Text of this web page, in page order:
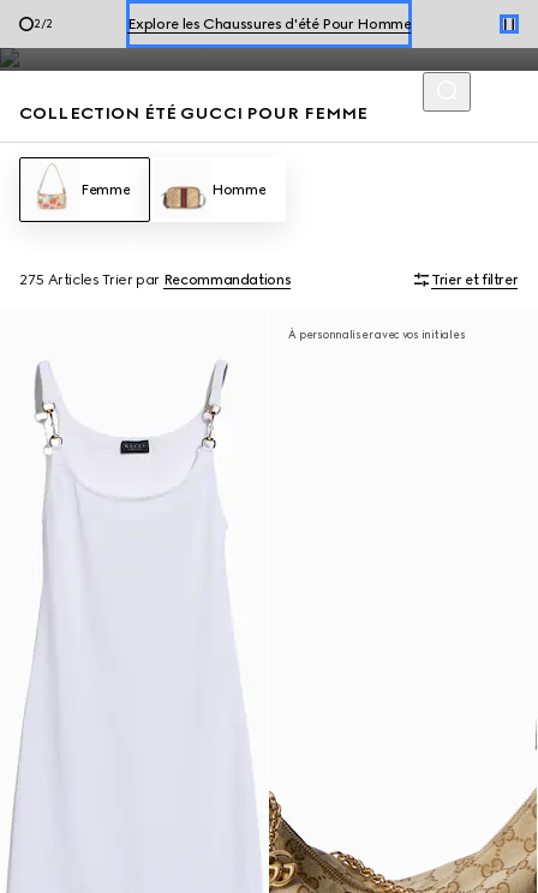
2/2 Explore les Chaussures d'été Pour Homme
Explorer les Chaussures d'été Pour Femme
Robes et sacs d’été, de Jackie 1961 à Gucci Giglio, mettent en
valeur le motif Flora, parfait pour la saison.
COLLECTION ÉTÉ GUCCI POUR FEMME
Femme Homme
275 Articles Trier par Recommandations Trier et filtrer
À personnaliser avec vos initiales